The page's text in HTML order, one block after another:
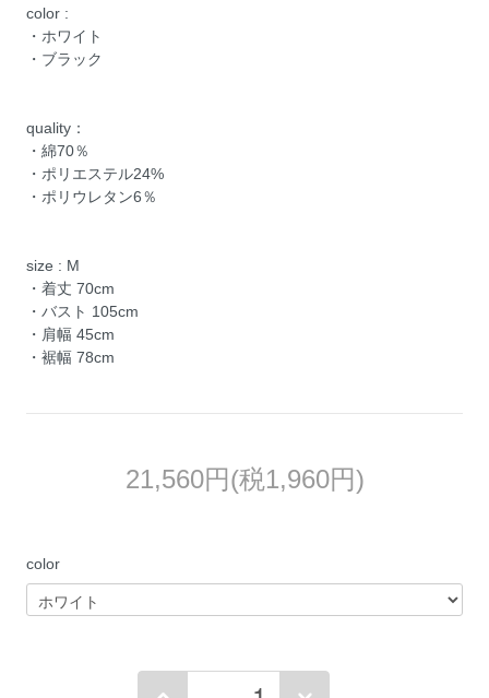
color :
・ホワイト
・ブラック
quality：
・綿70％
・ポリエステル24%
・ポリウレタン6％
size : M
・着丈 70cm
・バスト 105cm
・肩幅 45cm
・裾幅 78cm
21,560円(税1,960円)
color